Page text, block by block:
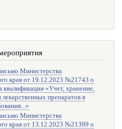
Министерства
края от 19.12.2023 №21743 о
«Учет, хранение,
препаратов в
Министерства
края от 13.12.2023 №21399 о